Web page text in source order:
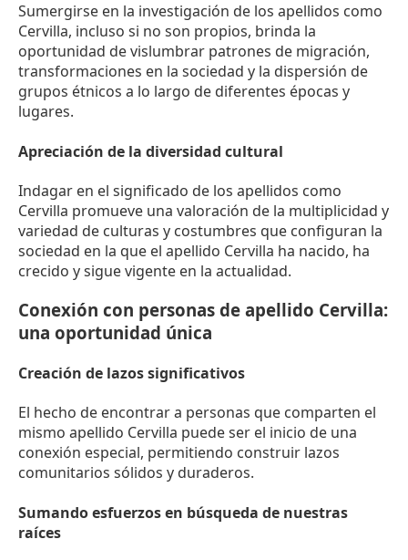
Sumergirse en la investigación de los apellidos como
Cervilla, incluso si no son propios, brinda la
oportunidad de vislumbrar patrones de migración,
transformaciones en la sociedad y la dispersión de
grupos étnicos a lo largo de diferentes épocas y
lugares.
Apreciación de la diversidad cultural
Indagar en el significado de los apellidos como
Cervilla promueve una valoración de la multiplicidad y
variedad de culturas y costumbres que configuran la
sociedad en la que el apellido Cervilla ha nacido, ha
crecido y sigue vigente en la actualidad.
Conexión con personas de apellido Cervilla:
una oportunidad única
Creación de lazos significativos
El hecho de encontrar a personas que comparten el
mismo apellido Cervilla puede ser el inicio de una
conexión especial, permitiendo construir lazos
comunitarios sólidos y duraderos.
Sumando esfuerzos en búsqueda de nuestras
raíces